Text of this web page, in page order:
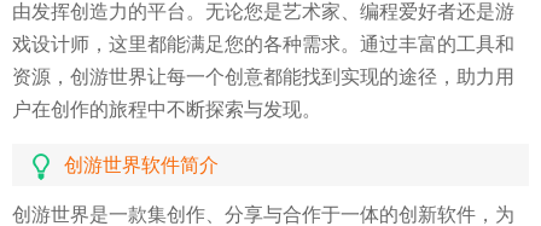
由发挥创造力的平台。无论您是艺术家、编程爱好者还是游
戏设计师，这里都能满足您的各种需求。通过丰富的工具和
资源，创游世界让每一个创意都能找到实现的途径，助力用
户在创作的旅程中不断探索与发现。
创游世界软件简介
创游世界是一款集创作、分享与合作于一体的创新软件，为